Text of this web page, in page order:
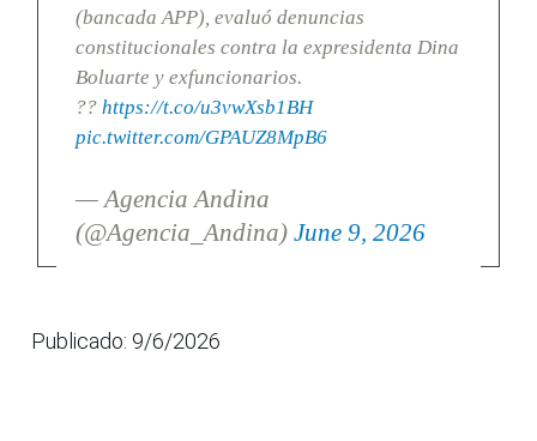
(bancada APP), evaluó denuncias
constitucionales contra la expresidenta Dina
Boluarte y exfuncionarios.
?? https://t.co/u3vwXsb1BH
pic.twitter.com/GPAUZ8MpB6
— Agencia Andina
(@Agencia_Andina) June 9, 2026
Publicado: 9/6/2026